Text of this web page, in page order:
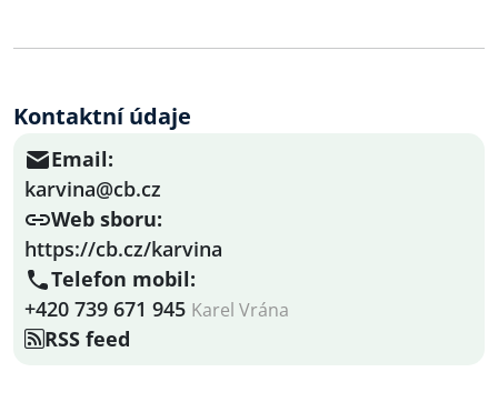
Kontaktní údaje
Email:
karvina@cb.cz
Web sboru:
https://cb.cz/karvina
Telefon mobil:
+420 739 671 945 Karel Vrána
RSS feed